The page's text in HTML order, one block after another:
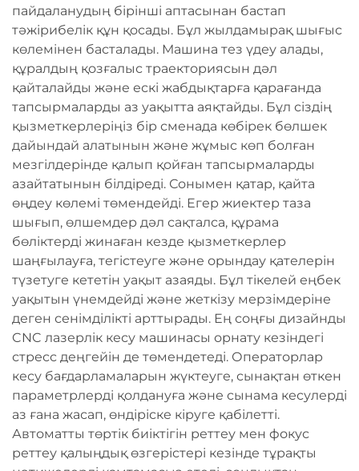
пайдаланудың бірінші аптасынан бастап
тәжірибелік құн қосады. Бұл жылдамырақ шығыс
көлемінен басталады. Машина тез үдеу алады,
құралдың қозғалыс траекториясын дәл
қайталайды және ескі жабдықтарға қарағанда
тапсырмаларды аз уақытта аяқтайды. Бұл сіздің
қызметкерлеріңіз бір сменада көбірек бөлшек
дайындай алатынын және жұмыс көп болған
мезгілдерінде қалып қойған тапсырмаларды
азайтатынын білдіреді. Сонымен қатар, қайта
өңдеу көлемі төмендейді. Егер жиектер таза
шығып, өлшемдер дәл сақталса, құрама
бөліктерді жинаған кезде қызметкерлер
шаңғылауға, тегістеуге және орындау қателерін
түзетуге кететін уақыт азаяды. Бұл тікелей еңбек
уақытын үнемдейді және жеткізу мерзімдеріне
деген сенімділікті арттырады. Ең соңғы дизайнды
CNC лазерлік кесу машинасы орнату кезіндегі
стресс деңгейін де төмендетеді. Операторлар
кесу бағдарламаларын жүктеуге, сынақтан өткен
параметрлерді қолдануға және сынама кесулерді
аз ғана жасап, өндіріске кіруге қабілетті.
Автоматты төртік биіктігін реттеу мен фокус
реттеу қалыңдық өзгерістері кезінде тұрақты